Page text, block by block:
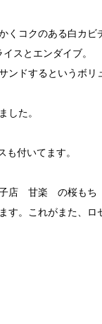
くコクのある白カ
スとエンダイブ。
ンドするというボリ
した。
も付いてます。
子店 甘楽 の桜もち
す。これがまた、ロ